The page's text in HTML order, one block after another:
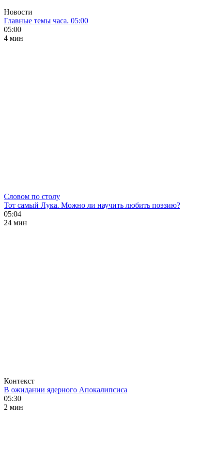
Новости
Главные темы часа. 05:00
05:00
4 мин
Словом по столу
Тот самый Лука. Можно ли научить любить поэзию?
05:04
24 мин
Контекст
В ожидании ядерного Апокалипсиса
05:30
2 мин